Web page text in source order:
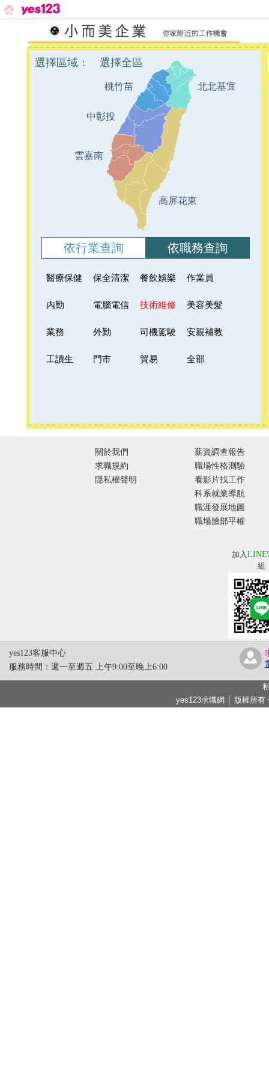
北北基宜
桃竹苗
中彰投
雲嘉南
高屏花東
選擇區域： 選擇全區
依行業查詢 依職務查詢
醫療保健 保全清潔 餐飲娛樂 作業員
內勤 電腦電信 技術維修 美容美髮
業務 外勤 司機駕駛 安親補教
工讀生 門市 貿易 全部
關於我們
求職規約
隱私權聲明
薪資調查報告
職場性格測驗
看影片找工作
科系就業導航
職涯發展地圖
職場臉部平權
加入LINE
組
yes123客服中心
服務時間：週一至週五 上午9:00至晚上6:00
yes123求職網 │ 版權所有